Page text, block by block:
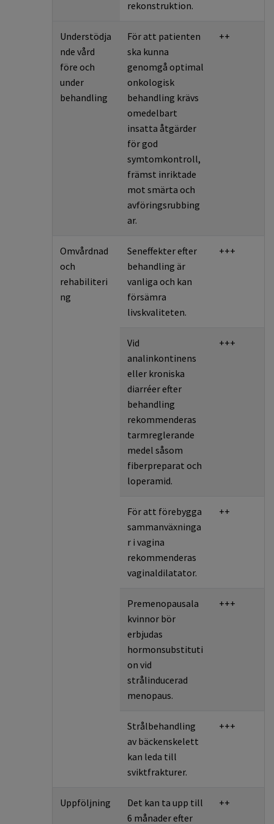
rekonstruktion.
Understödja
nde vård
före och
under
behandling
För att patienten
ska kunna
genomgå optimal
onkologisk
behandling krävs
omedelbart
insatta åtgärder
för god
symtomkontroll,
främst inriktade
mot smärta och
avföringsrubbing
ar.
++
Omvårdnad
och
rehabiliteri
ng
Seneffekter efter
behandling är
vanliga och kan
försämra
livskvaliteten.
+++
Vid
analinkontinens
eller kroniska
diarréer efter
behandling
rekommenderas
tarmreglerande
medel såsom
fiberpreparat och
loperamid.
+++
För att förebygga
sammanväxninga
r i vagina
rekommenderas
vaginaldilatator.
++
Premenopausala
kvinnor bör
erbjudas
hormonsubstituti
on vid
strålinducerad
menopaus.
+++
Strålbehandling
av bäckenskelett
kan leda till
sviktfrakturer.
+++
Uppföljning
Det kan ta upp till
6 månader efter
++